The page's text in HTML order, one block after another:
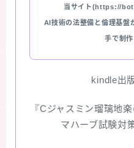
当サイト(https://
AI技術の法整備と倫理基盤
手で制
kindle出
『Cジャスミン瑠璃地
マハーブ試験対